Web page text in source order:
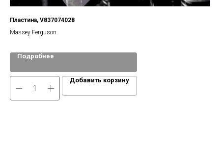
Пластина, V837074028
Massey Ferguson
Подробнее
Добавить корзину